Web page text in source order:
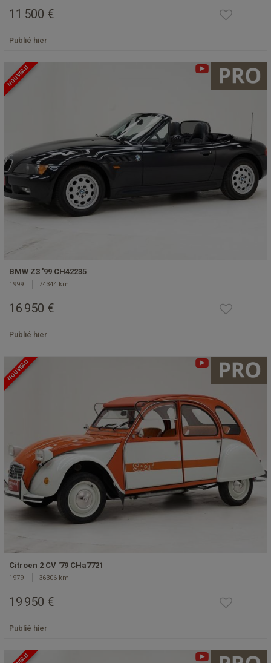
11 500 €
Publié hier
NOUVEAU
BMW Z3 '99 CH42235
1999 74344 km
16 950 €
Publié hier
NOUVEAU
Citroen 2 CV '79 CHa7721
1979 36306 km
19 950 €
Publié hier